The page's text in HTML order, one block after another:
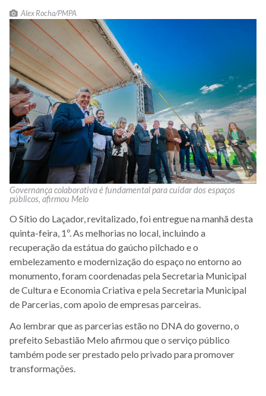
Alex Rocha/PMPA
Governança colaborativa é fundamental para cuidar dos espaços
públicos, afirmou Melo
O Sítio do Laçador, revitalizado, foi entregue na manhã desta
quinta-feira, 1º. As melhorias no local, incluindo a
recuperação da estátua do gaúcho pilchado e o
embelezamento e modernização do espaço no entorno ao
monumento, foram coordenadas pela Secretaria Municipal
de Cultura e Economia Criativa e pela Secretaria Municipal
de Parcerias, com apoio de empresas parceiras.
Ao lembrar que as parcerias estão no DNA do governo, o
prefeito Sebastião Melo afirmou que o serviço público
também pode ser prestado pelo privado para promover
transformações.